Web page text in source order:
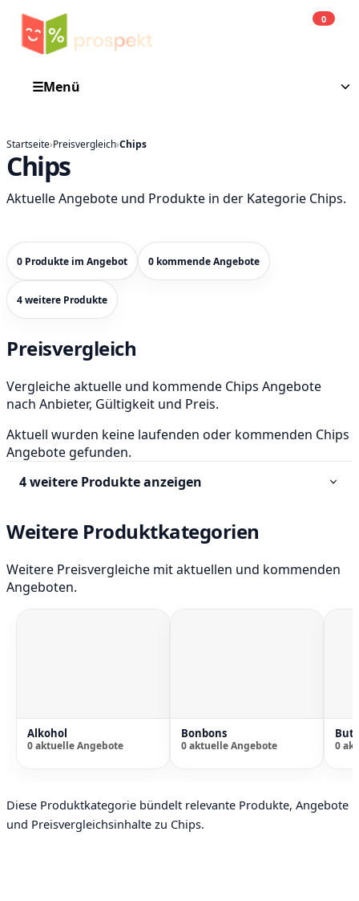
0
☰Menü
Startseite›Preisvergleich›Chips
Chips
Aktuelle Angebote und Produkte in der Kategorie Chips.
0 Produkte im Angebot 0 kommende Angebote
4 weitere Produkte
Preisvergleich
Vergleiche aktuelle und kommende Chips Angebote
nach Anbieter, Gültigkeit und Preis.
Aktuell wurden keine laufenden oder kommenden Chips
Angebote gefunden.
4 weitere Produkte anzeigen
Weitere Produktkategorien
Weitere Preisvergleiche mit aktuellen und kommenden
Angeboten.
Alkohol
0 aktuelle Angebote
Bonbons
0 aktuelle Angebote 0
Diese Produktkategorie bündelt relevante Produkte, Angebote
und Preisvergleichsinhalte zu Chips.